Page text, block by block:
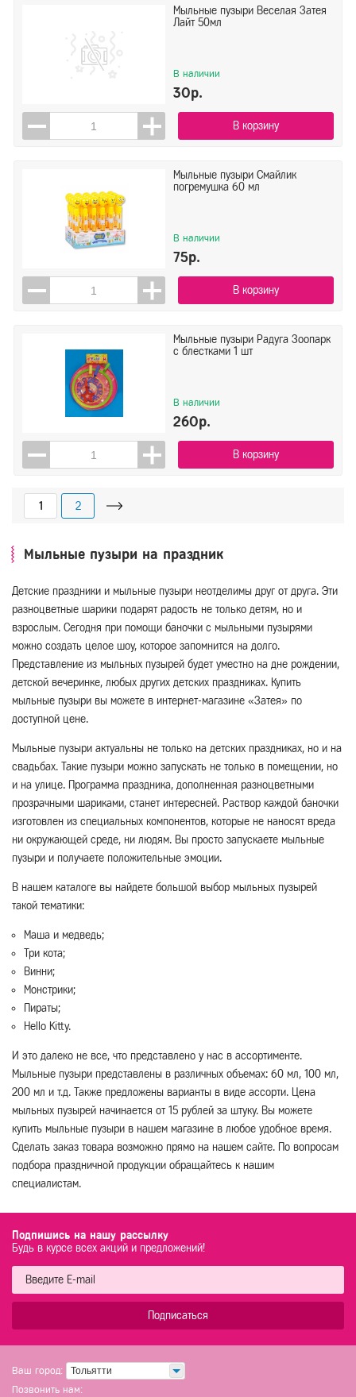
Мыльные пузыри Веселая Затея
Лайт 50мл
В наличии
30р.
В корзину
Мыльные пузыри Смайлик
погремушка 60 мл
В наличии
75р.
В корзину
Мыльные пузыри Радуга Зоопарк
с блестками 1 шт
В наличии
260р.
В корзину
1 2
Мыльные пузыри на праздник
Детские праздники и мыльные пузыри неотделимы друг от друга. Эти
разноцветные шарики подарят радость не только детям, но и
взрослым. Сегодня при помощи баночки с мыльными пузырями
можно создать целое шоу, которое запомнится на долго.
Представление из мыльных пузырей будет уместно на дне рождении,
детской вечеринке, любых других детских праздниках. Купить
мыльные пузыри вы можете в интернет-магазине «Затея» по
доступной цене.
Мыльные пузыри актуальны не только на детских праздниках, но и на
свадьбах. Такие пузыри можно запускать не только в помещении, но
и на улице. Программа праздника, дополненная разноцветными
прозрачными шариками, станет интересней. Раствор каждой баночки
изготовлен из специальных компонентов, которые не наносят вреда
ни окружающей среде, ни людям. Вы просто запускаете мыльные
пузыри и получаете положительные эмоции.
В нашем каталоге вы найдете большой выбор мыльных пузырей
такой тематики:
Маша и медведь;
Три кота;
Винни;
Монстрики;
Пираты;
Hello Kitty.
И это далеко не все, что представлено у нас в ассортименте.
Мыльные пузыри представлены в различных объемах: 60 мл, 100 мл,
200 мл и т.д. Также предложены варианты в виде ассорти. Цена
мыльных пузырей начинается от 15 рублей за штуку. Вы можете
купить мыльные пузыри в нашем магазине в любое удобное время.
Сделать заказ товара возможно прямо на нашем сайте. По вопросам
подбора праздничной продукции обращайтесь к нашим
специалистам.
Подпишись на нашу рассылку
Будь в курсе всех акций и предложений!
Подписаться
Ваш город: Тольятти
Позвонить нам: